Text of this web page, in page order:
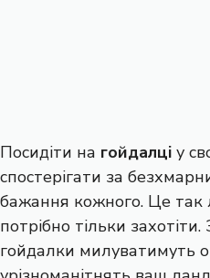
Посидіти на гойдалці у
спостерігати за
бажання кожного. Це так
потрібно тільки
гойдалки милуватимуть